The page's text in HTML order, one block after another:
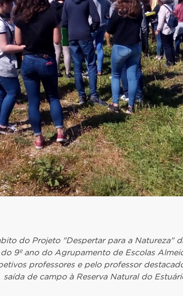
do Projeto "Despertar para a Natureza"
9º ano do Agrupamento de Escolas
professores e pelo professor
saída de campo à Reserva Natural do